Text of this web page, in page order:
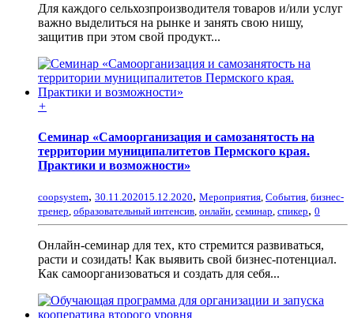
Для каждого сельхозпроизводителя товаров и/или услуг
важно выделиться на рынке и занять свою нишу,
защитив при этом свой продукт...
+
Семинар «Самоорганизация и самозанятость на
территории муниципалитетов Пермского края.
Практики и возможности»
coopsystem, 30.11.202015.12.2020, Мероприятия, События, бизнес-
тренер, образовательный интенсив, онлайн, семинар, спикер, 0
Онлайн-семинар для тех, кто стремится развиваться,
расти и созидать! Как выявить свой бизнес-потенциал.
Как самоорганизоваться и создать для себя...